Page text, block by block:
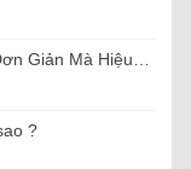
Giản Mà Hiệu…
?